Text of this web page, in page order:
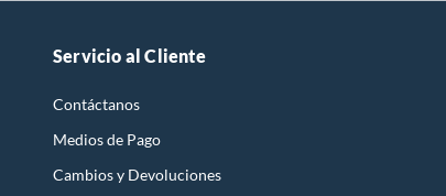
Servicio al Cliente
Contáctanos
Medios de Pago
Cambios y Devoluciones